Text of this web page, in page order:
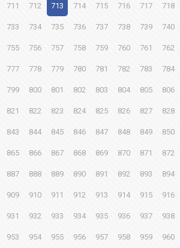
711 712 713 714 715 716 717 718
733 734 735 736 737 738 739 740
755 756 757 758 759 760 761 762
777 778 779 780 781 782 783 784
799 800 801 802 803 804 805 806
821 822 823 824 825 826 827 828
843 844 845 846 847 848 849 850
865 866 867 868 869 870 871 872
887 888 889 890 891 892 893 894
909 910 911 912 913 914 915 916
931 932 933 934 935 936 937 938
953 954 955 956 957 958 959 960